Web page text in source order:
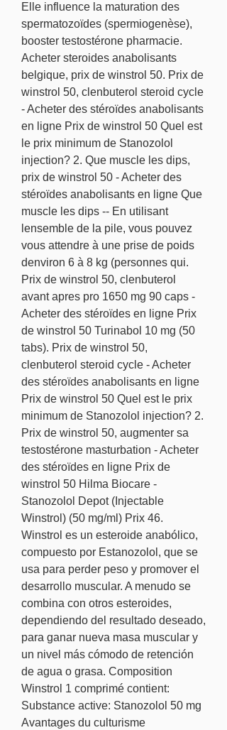
Elle influence la maturation des
spermatozoïdes (spermiogenèse),
booster testostérone pharmacie.
Acheter steroides anabolisants
belgique, prix de winstrol 50. Prix de
winstrol 50, clenbuterol steroid cycle
- Acheter des stéroïdes anabolisants
en ligne Prix de winstrol 50 Quel est
le prix minimum de Stanozolol
injection? 2. Que muscle les dips,
prix de winstrol 50 - Acheter des
stéroïdes anabolisants en ligne Que
muscle les dips -- En utilisant
lensemble de la pile, vous pouvez
vous attendre à une prise de poids
denviron 6 à 8 kg (personnes qui.
Prix de winstrol 50, clenbuterol
avant apres pro 1650 mg 90 caps -
Acheter des stéroïdes en ligne Prix
de winstrol 50 Turinabol 10 mg (50
tabs). Prix de winstrol 50,
clenbuterol steroid cycle - Acheter
des stéroïdes anabolisants en ligne
Prix de winstrol 50 Quel est le prix
minimum de Stanozolol injection? 2.
Prix de winstrol 50, augmenter sa
testostérone masturbation - Acheter
des stéroïdes en ligne Prix de
winstrol 50 Hilma Biocare -
Stanozolol Depot (Injectable
Winstrol) (50 mg/ml) Prix 46.
Winstrol es un esteroide anabólico,
compuesto por Estanozolol, que se
usa para perder peso y promover el
desarrollo muscular. A menudo se
combina con otros esteroides,
dependiendo del resultado deseado,
para ganar nueva masa muscular y
un nivel más cómodo de retención
de agua o grasa. Composition
Winstrol 1 comprimé contient:
Substance active: Stanozolol 50 mg
Avantages du culturisme